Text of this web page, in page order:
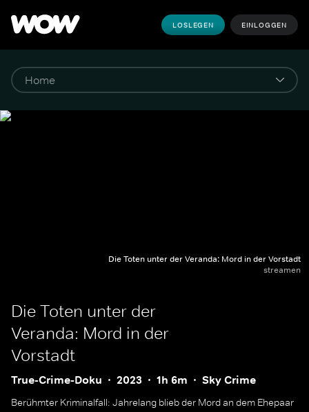
LOSLEGEN EINLOGGEN
Die Toten unter der Veranda: Mord in der Vorstadt
streamen
Die Toten unter der
Veranda: Mord in der
Vorstadt
True-Crime-Doku 2023 1h 6m Sky Crime
Berühmter Kriminalfall: Jahrelang blieb der Mord an dem Ehepaar